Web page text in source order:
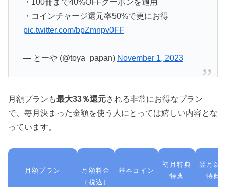
・コインチャージ還元率50%で更にお得
pic.twitter.com/bpZmnpv0FF
— とーや (@toya_papan) November 1, 2023
月額プランも最大33％還元される非常にお得なプラン
で、毎月決まった金額を使う人にとっては嬉しい内容とな
っています。
月額プラン
月額料金
（税込）
基本コイン
初月特典
特典
翌月以
特典